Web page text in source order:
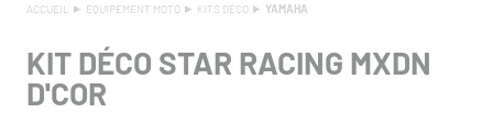
ACCUEIL EQUIPEMENT MOTO KITS DÉCO YAMAHA
KIT DÉCO STAR RACING MXDN
D'COR